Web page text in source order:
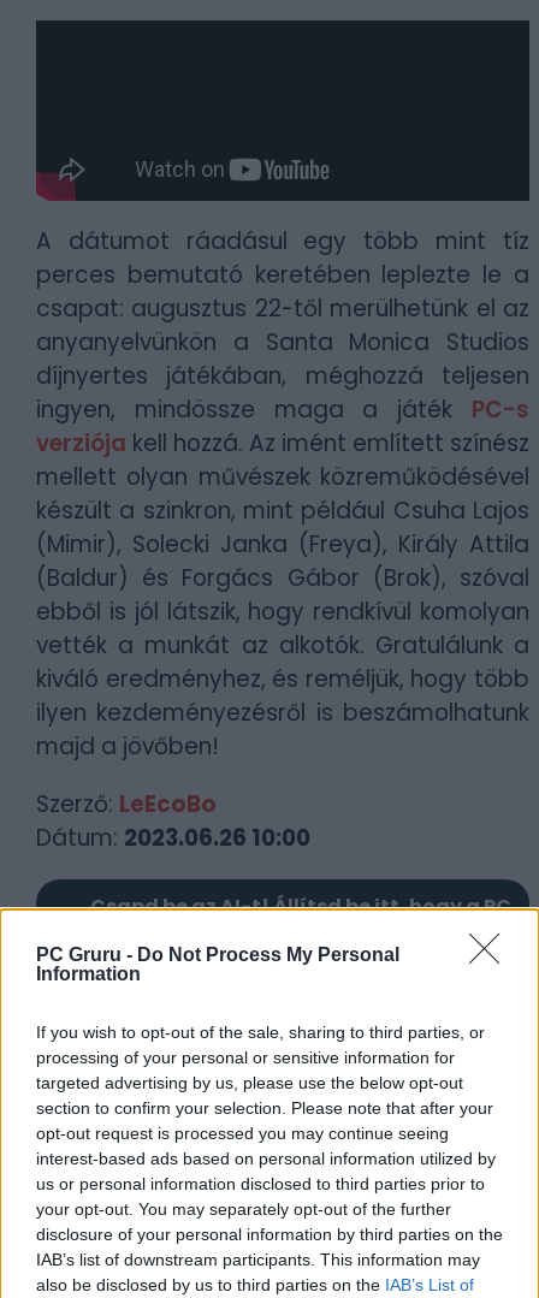
PC Gruru - Do Not Process My Personal
Information
If you wish to opt-out of the sale, sharing to third parties, or
processing of your personal or sensitive information for
targeted advertising by us, please use the below opt-out
section to confirm your selection. Please note that after your
opt-out request is processed you may continue seeing
interest-based ads based on personal information utilized by
us or personal information disclosed to third parties prior to
your opt-out. You may separately opt-out of the further
disclosure of your personal information by third parties on the
IAB’s list of downstream participants. This information may
also be disclosed by us to third parties on the IAB’s List of
A dátumot ráadásul egy több mint tíz
perces bemutató keretében leplezte le a
csapat: augusztus 22-től merülhetünk el az
anyanyelvünkön a Santa Monica Studios
díjnyertes játékában, méghozzá teljesen
ingyen, mindössze maga a játék PC-s
verziója kell hozzá. Az imént említett színész
mellett olyan művészek közreműködésével
készült a szinkron, mint például Csuha Lajos
(Mimir), Solecki Janka (Freya), Király Attila
(Baldur) és Forgács Gábor (Brok), szóval
ebből is jól látszik, hogy rendkívül komolyan
vették a munkát az alkotók. Gratulálunk a
kiváló eredményhez, és reméljük, hogy több
ilyen kezdeményezésről is beszámolhatunk
majd a jövőben!
Szerző: LeEcoBo
Dátum: 2023.06.26 10:00
Csapd be az AI-t! Állítsd be itt, hogy a PC
Guru tartalmairól véletlenül se maradj le
a Google-ben.
KAPCSOLÓDÓ HÍREK
Magyarul szítja fel Kratos haragját Baldur
Elkészült a Hogwarts Legacy magyarítása,
melynek kihívásairól interjúban
számoltak be készítői
LEGFRISSEBB VIDEÓNK